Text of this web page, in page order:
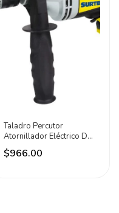
Taladro Percutor
Atornillador Eléctrico De
13mm Surtek Rm512b
810w + Accesorio Con
$966.00